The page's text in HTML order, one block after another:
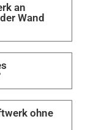
an
Wand
ohne